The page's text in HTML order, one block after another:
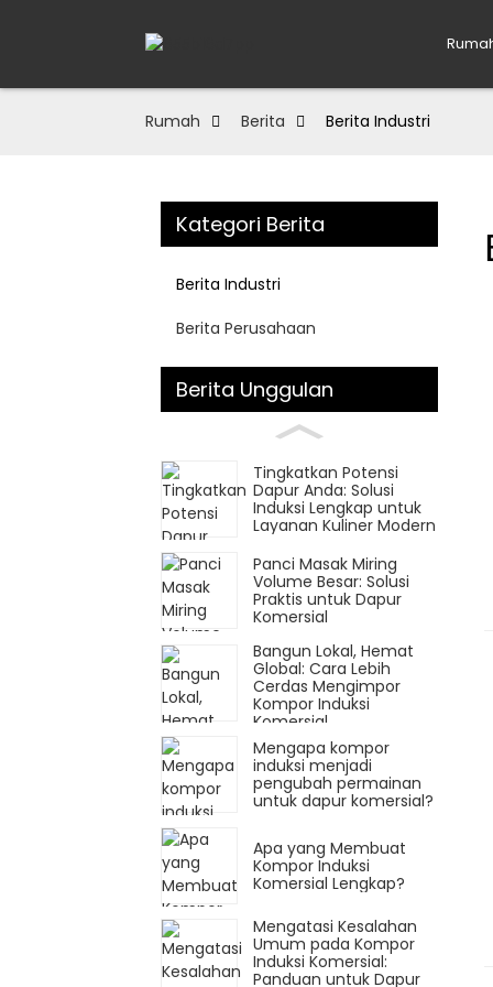
Rumah Berita Berita Industri
Kategori Berita
Berita Industri
Berita Perusahaan
Berita Unggulan
Tingkatkan Potensi
Dapur Anda: Solusi
Induksi Lengkap untuk
Layanan Kuliner Modern
Panci Masak Miring
Volume Besar: Solusi
Praktis untuk Dapur
Komersial
Bangun Lokal, Hemat
Global: Cara Lebih
Cerdas Mengimpor
Kompor Induksi
Komersial
Mengapa kompor
induksi menjadi
pengubah permainan
untuk dapur komersial?
Apa yang Membuat
Kompor Induksi
Komersial Lengkap?
Mengatasi Kesalahan
Umum pada Kompor
Induksi Komersial:
Panduan untuk Dapur